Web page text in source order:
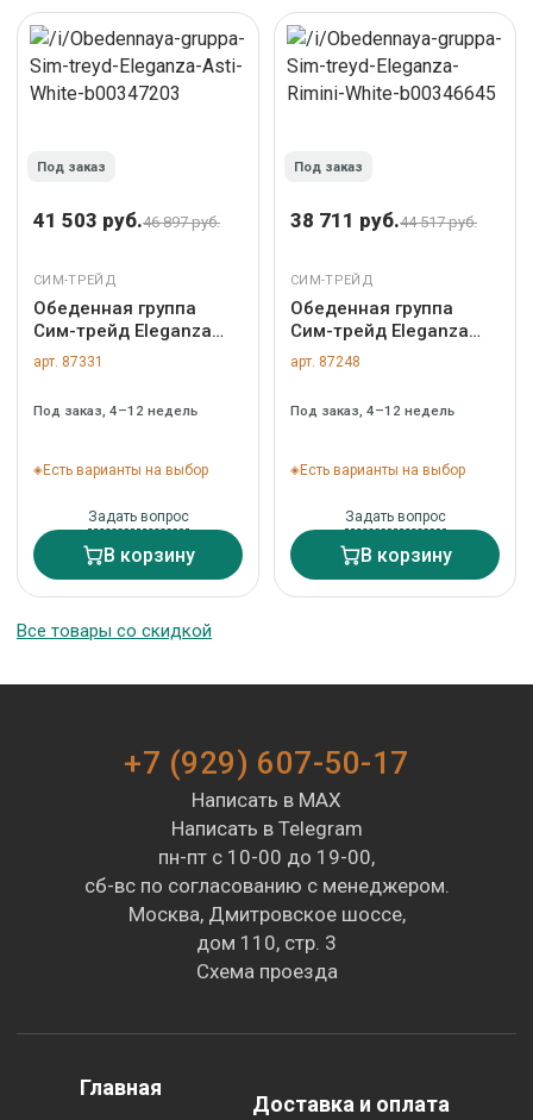
Под заказ
41 503 руб.46 897 руб.
СИМ-ТРЕЙД
Обеденная группа
Сим-трейд Eleganza
Asti White
арт. 87331
Под заказ, 4–12 недель
Есть варианты на выбор
Задать вопрос
В корзину
Под заказ
38 711 руб.44 517 руб.
СИМ-ТРЕЙД
Обеденная группа
Сим-трейд Eleganza
Rimini White
арт. 87248
Под заказ, 4–12 недель
Есть варианты на выбор
Задать вопрос
В корзину
Все товары со скидкой
+7 (929) 607-50-17
Написать в MAX
Написать в Telegram
пн-пт с 10-00 до 19-00,
сб-вс по согласованию с менеджером.
Москва, Дмитровское шоссе,
дом 110, стр. 3
Схема проезда
Главная
Доставка и оплата